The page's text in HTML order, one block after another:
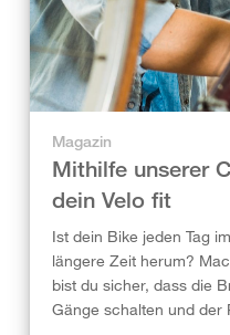
Magazin
Mithilfe unserer
dein Velo fit
Ist dein Bike jeden Tag
längere Zeit herum?
bist du sicher, dass die
Gänge schalten und der